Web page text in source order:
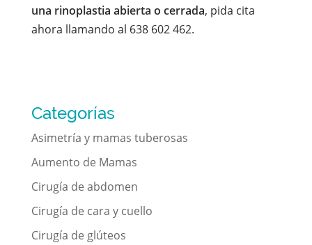
una rinoplastia abierta o cerrada, pida cita
ahora llamando al 638 602 462.
Categorías
Asimetría y mamas tuberosas
Aumento de Mamas
Cirugía de abdomen
Cirugía de cara y cuello
Cirugía de glúteos